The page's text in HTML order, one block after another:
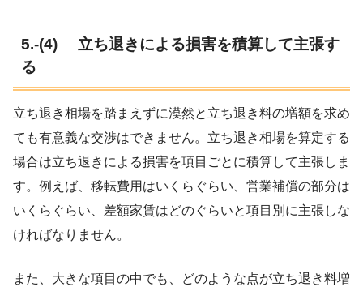
5.-(4) 立ち退きによる損害を積算して主張す
る
立ち退き相場を踏まえずに漠然と立ち退き料の増額を求め
ても有意義な交渉はできません。立ち退き相場を算定する
場合は立ち退きによる損害を項目ごとに積算して主張しま
す。例えば、移転費用はいくらぐらい、営業補償の部分は
いくらぐらい、差額家賃はどのぐらいと項目別に主張しな
ければなりません。
また、大きな項目の中でも、どのような点が立ち退き料増